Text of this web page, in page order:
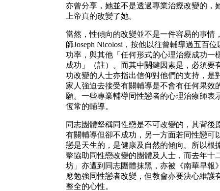
亦曾分享，她並不是透過專業治療改變的，
上帝真的改變了她。
當然，性傾向的改變並不是一件容易的事情
師Joseph Nicolosi，按他以往曾輔導過五百
功率，與其他「任何形式的心理治療成功一
成功」（註）。而其中關鍵因素是，必須
功改變的人士亦指出信仰對他們的支持，是
家人強迫去接受有關輔導是不會有任何果效
願。一些專業輔導同性戀者的心理治療師
恆常的輔導。
同志團體堅稱同性戀是不可改變的，其背
有關輔導但卻不成功，另一方面若同性戀可
戀是天生的，是健康及自然的傾向。所以根
擊協助同性戀改變的團體及人士，而去年
坊」亦遭到同志團體抹黑，亦被《南華早報
應勉強同性戀者改變，但教會亦要決心維
整全的心性。